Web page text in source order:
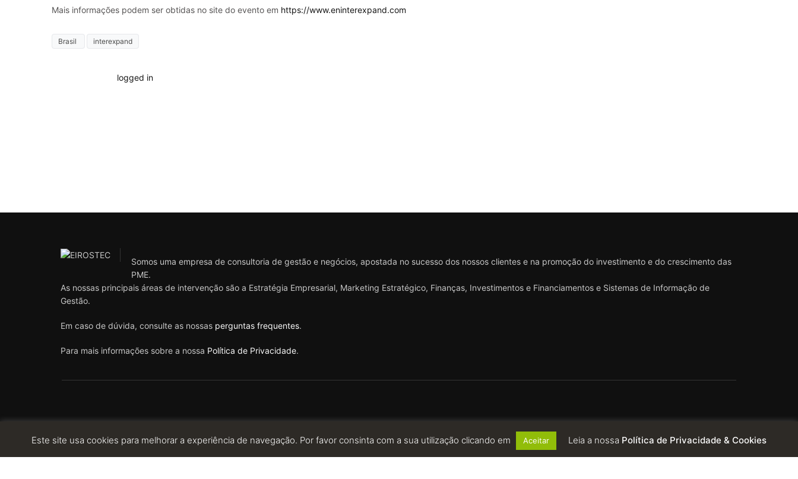
Mais informações podem ser obtidas no site do evento em https://www.eninterexpand.com
Brasil interexpand
logged in
Somos uma empresa de consultoria de gestão e negócios, apostada no sucesso dos nossos clientes e na promoção do investimento e do crescimento das
PME.
As nossas principais áreas de intervenção são a Estratégia Empresarial, Marketing Estratégico, Finanças, Investimentos e Financiamentos e Sistemas de Informação de
Gestão.
Em caso de dúvida, consulte as nossas perguntas frequentes.
Para mais informações sobre a nossa Política de Privacidade.
Este site usa cookies para melhorar a experiência de navegação. Por favor consinta com a sua utilização clicando em Aceitar Leia a nossa Política de Privacidade & Cookies